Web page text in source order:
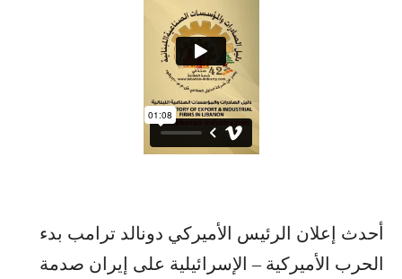
أحدث إعلان الرئيس الأميركي دونالد ترامب بدء
الحرب الأميركية – الإسرائيلية على إيران صدمة